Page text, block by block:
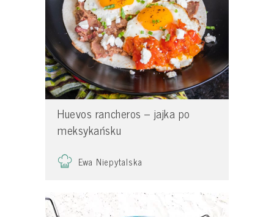
Huevos rancheros – jajka po
meksykańsku
Ewa Niepytalska